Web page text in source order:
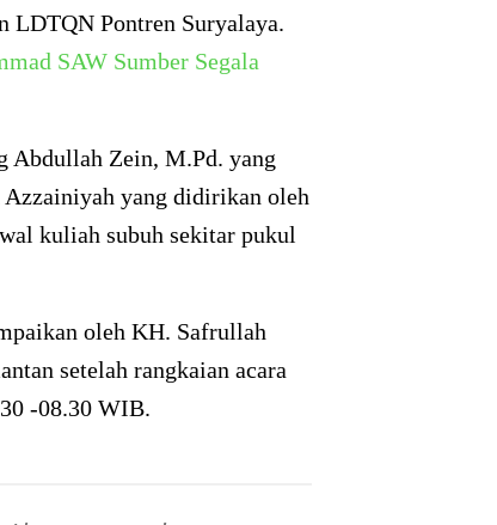
LDTQN Pontren Suryalaya.
SAW Sumber Segala
Abdullah Zein, M.Pd. yang
Azzainiyah yang didirikan oleh
kuliah subuh sekitar pukul
oleh KH. Safrullah
setelah rangkaian acara
-08.30 WIB.